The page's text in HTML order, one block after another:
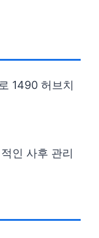
1490 허브치
인 사후 관리